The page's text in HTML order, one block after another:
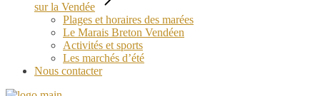
sur la Vendée
Plages et horaires des marées
Le Marais Breton Vendéen
Activités et sports
Les marchés d’été
Nous contacter